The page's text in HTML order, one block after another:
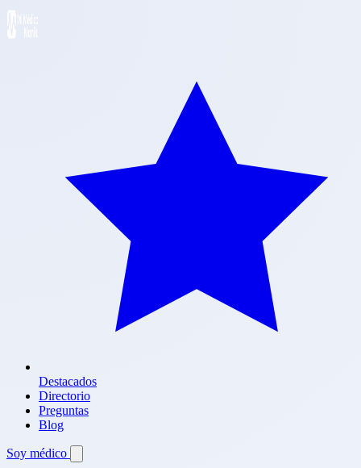
Destacados
Directorio
Preguntas
Blog
Soy médico